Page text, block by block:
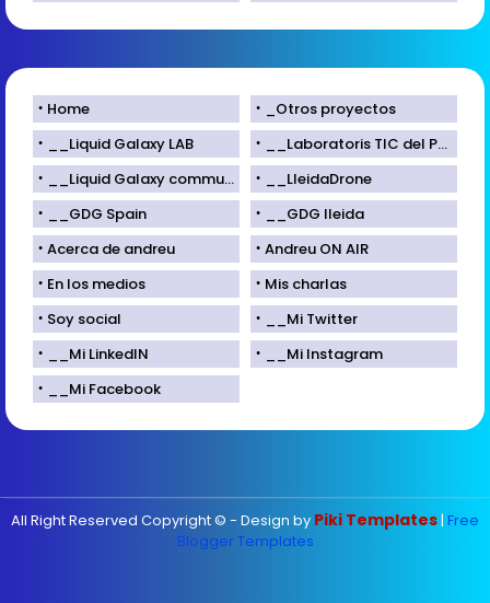
Home
_Otros proyectos
__Liquid Galaxy LAB
__Laboratoris TIC del Parc Científic de Lleida
__Liquid Galaxy community
__LleidaDrone
__GDG Spain
__GDG lleida
Acerca de andreu
Andreu ON AIR
En los medios
Mis charlas
Soy social
__Mi Twitter
__Mi LinkedIN
__Mi Instagram
__Mi Facebook
All Right Reserved Copyright © - Design by Piki Templates| Free
Blogger Templates